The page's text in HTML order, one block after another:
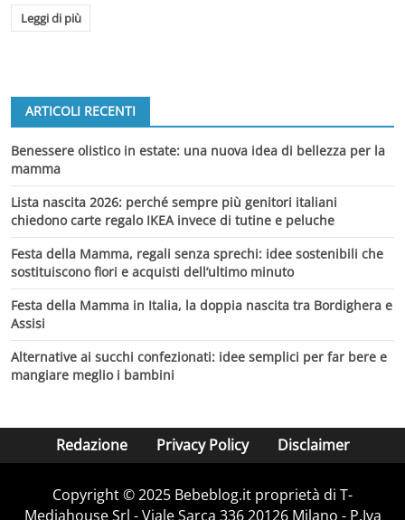
Leggi di più
ARTICOLI RECENTI
Benessere olistico in estate: una nuova idea di bellezza per la
mamma
Lista nascita 2026: perché sempre più genitori italiani
chiedono carte regalo IKEA invece di tutine e peluche
Festa della Mamma, regali senza sprechi: idee sostenibili che
sostituiscono fiori e acquisti dell’ultimo minuto
Festa della Mamma in Italia, la doppia nascita tra Bordighera e
Assisi
Alternative ai succhi confezionati: idee semplici per far bere e
mangiare meglio i bambini
Redazione Privacy Policy Disclaimer
Copyright © 2025 Bebeblog.it proprietà di T-
Mediahouse Srl - Viale Sarca 336 20126 Milano - P.Iva